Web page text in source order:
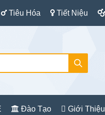
Tiêu Hóa Tiết Niệu
Đào Tạo Giới Thiệu